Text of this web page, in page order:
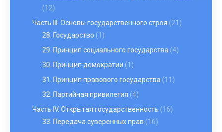
(12)
Часть III. Основы государственного строя (21)
28. Государство (1)
29. Принцип социального государства (4)
30. Принцип демократии (1)
31. Принцип правового государства (11)
32. Партийная привилегия (4)
Часть IV. Открытая государственность (16)
33. Передача суверенных прав (16)